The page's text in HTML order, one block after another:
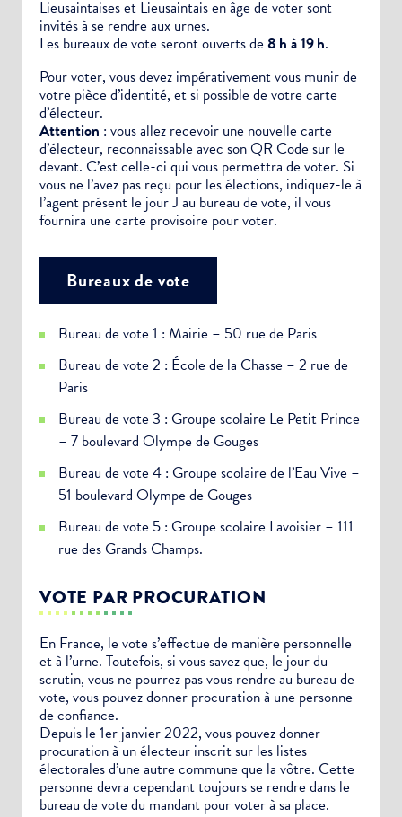
Lieusaintaises et Lieusaintais en âge de voter sont
invités à se rendre aux urnes.
Les bureaux de vote seront ouverts de 8 h à 19 h.
Pour voter, vous devez impérativement vous munir de
votre pièce d’identité, et si possible de votre carte
d’électeur.
Attention : vous allez recevoir une nouvelle carte
d’électeur, reconnaissable avec son QR Code sur le
devant. C’est celle-ci qui vous permettra de voter. Si
vous ne l’avez pas reçu pour les élections, indiquez-le à
l’agent présent le jour J au bureau de vote, il vous
fournira une carte provisoire pour voter.
Bureaux de vote
Bureau de vote 1 : Mairie – 50 rue de Paris
Bureau de vote 2 : École de la Chasse – 2 rue de
Paris
Bureau de vote 3 : Groupe scolaire Le Petit Prince
– 7 boulevard Olympe de Gouges
Bureau de vote 4 : Groupe scolaire de l’Eau Vive –
51 boulevard Olympe de Gouges
Bureau de vote 5 : Groupe scolaire Lavoisier – 111
rue des Grands Champs.
VOTE PAR PROCURATION
En France, le vote s’effectue de manière personnelle
et à l’urne. Toutefois, si vous savez que, le jour du
scrutin, vous ne pourrez pas vous rendre au bureau de
vote, vous pouvez donner procuration à une personne
de confiance.
Depuis le 1er janvier 2022, vous pouvez donner
procuration à un électeur inscrit sur les listes
électorales d’une autre commune que la vôtre. Cette
personne devra cependant toujours se rendre dans le
bureau de vote du mandant pour voter à sa place.